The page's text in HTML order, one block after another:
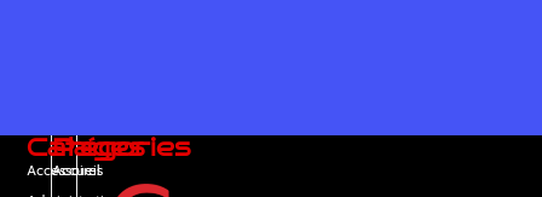
Pages
Accueil
Catégories
Accessoires